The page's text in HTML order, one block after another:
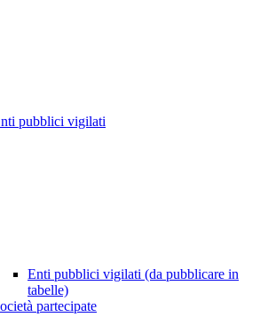
pubblici vigilati
Enti pubblici vigilati (da pubblicare in
tabelle)
partecipate